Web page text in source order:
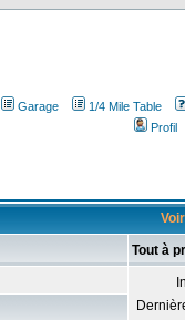
Garage
1/4 Mile Table
Profil
Tout à